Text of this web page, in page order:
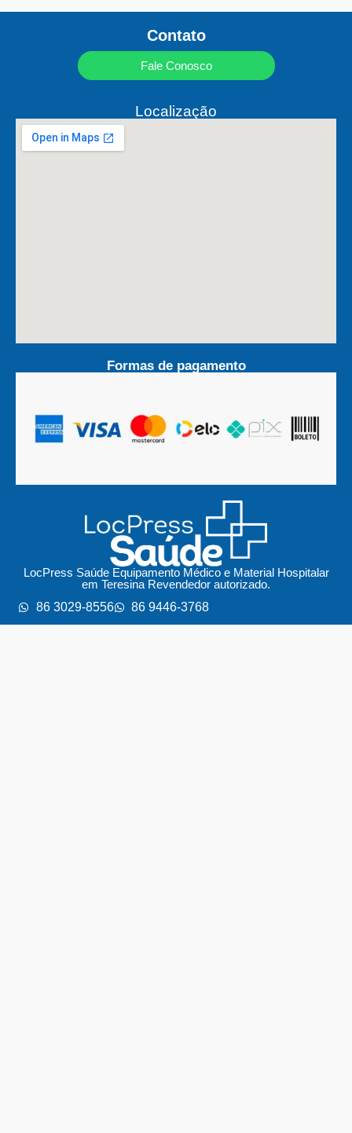
Contato
Fale Conosco
Localização
Formas de pagamento
LocPress Saúde Equipamento Médico e Material Hospitalar
em Teresina Revendedor autorizado.
86 3029-8556
86 9446-3768